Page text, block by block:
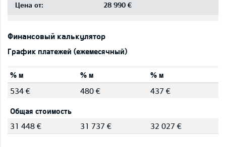
Цена от: 28 990 €
Финансовый калькулятор
График платежей (ежемесячный)
% м % м
% м
534 €
480 € 437 €
Общая стоимость
31 448 €
31 737 € 32 027 €